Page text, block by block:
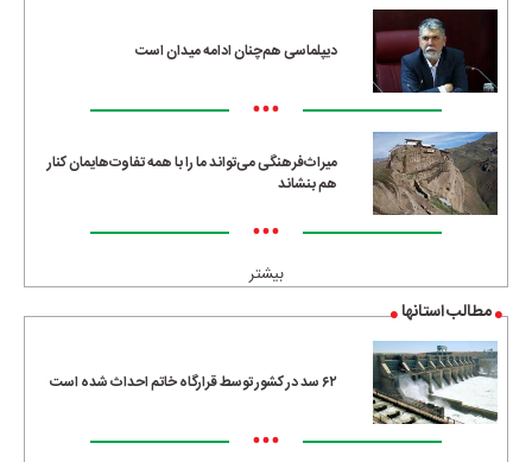
دیپلماسی هم‌چنان ادامه میدان است
•••
میراث‌فرهنگی می‌تواند ما را با همه تفاوت‌هایمان کنار
هم بنشاند
•••
بیشتر
مطالب استانها
۶۲ سد در کشور توسط قرارگاه خاتم احداث شده است
•••